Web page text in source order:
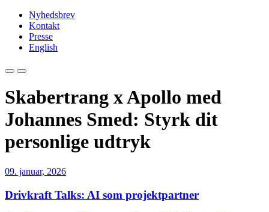
Nyhedsbrev
Kontakt
Presse
English
Skabertrang x Apollo med
Johannes Smed: Styrk dit
personlige udtryk
09. januar, 2026
Drivkraft Talks: AI som projektpartner